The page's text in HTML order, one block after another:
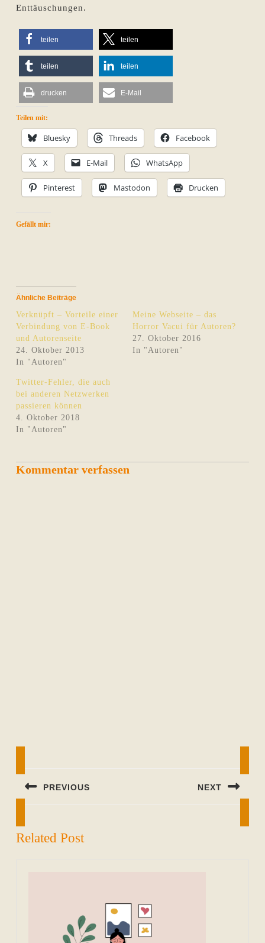
Enttäuschungen.
teilen teilen
teilen teilen
drucken E-Mail
Teilen mit:
Bluesky Threads Facebook
X E-Mail WhatsApp
Pinterest Mastodon Drucken
Gefällt mir:
Ähnliche Beiträge
Verknüpft – Vorteile einer
Verbindung von E-Book
und Autorenseite
24. Oktober 2013
In "Autoren"
Meine Webseite – das
Horror Vacui für Autoren?
27. Oktober 2016
In "Autoren"
Twitter-Fehler, die auch
bei anderen Netzwerken
passieren können
4. Oktober 2018
In "Autoren"
Kommentar verfassen
PREVIOUS NEXT
Related Post